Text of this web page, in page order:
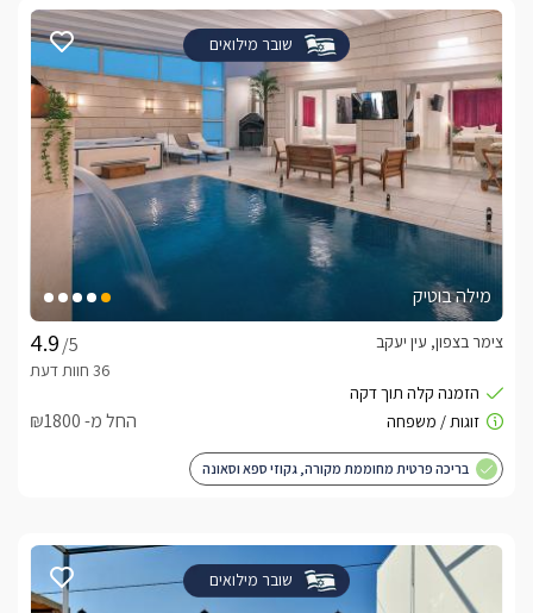
שובר מילואים
מילה בוטיק
/5
צימר בצפון, עין יעקב
החל מ- ₪1800
בריכה פרטית מחוממת מקורה, גקוזי ספא וסאונה
שובר מילואים